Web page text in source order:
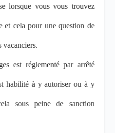
lorsque vous vous trouvez
et cela pour une question de
vacanciers.
est réglementé par arrêté
habilité à y autoriser ou à y
sous peine de sanction